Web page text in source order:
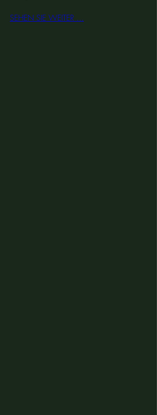
SEHEN SIE WEITER ...